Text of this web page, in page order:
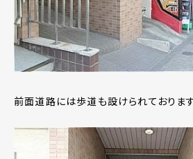
前面道路には歩道も設けられております